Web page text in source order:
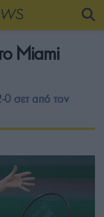
Miami
0 σετ από τον